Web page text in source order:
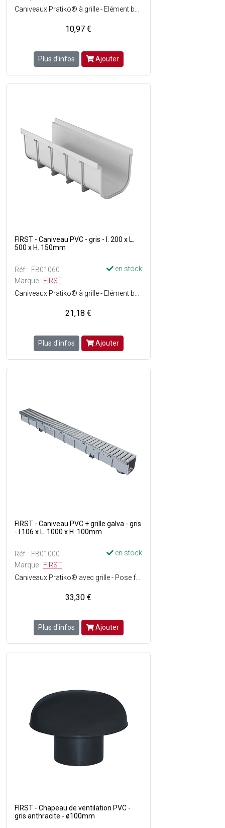
10,97 €
Plus d'infos Ajouter
FIRST - Caniveau PVC - gris - l. 200 x L.
500 x H. 150mm
Réf. : FB01060
en stock
Marque : FIRST
21,18 €
Plus d'infos Ajouter
FIRST - Caniveau PVC + grille galva - gris
- l.106 x L. 1000 x H. 100mm
Réf. : FB01000
en stock
Marque : FIRST
33,30 €
Plus d'infos Ajouter
FIRST - Chapeau de ventilation PVC -
gris anthracite - ø100mm